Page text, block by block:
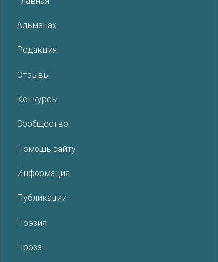
Альманах
Редакция
Отзывы
Конкурсы
Сообщество
Помощь сайту
Информация
Публикации
Поэзия
Проза